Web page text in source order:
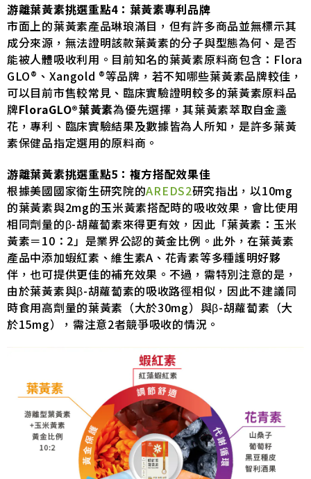
游離葉黃素挑選重點4：葉黃素專利品牌
市面上的葉黃素產品琳琅滿目，但有許多商品並無標示其
成分來源，無法證明該款葉黃素的分子與型態為何、是否
能被人體吸收利用。目前知名的葉黃素原料商包含：Flora
GLO®、Xangold ®等品牌，若不知哪些葉黃素品牌較佳，
可以目前市售較常見、臨床實驗證明較多的葉黃素原料品
牌FloraGLO®葉黃素為優先選擇，其葉黃素萃取自金盞
花，專利、臨床實驗結果及數據皆為人所知，是許多葉黃
素保健品指定選用的原料商。
游離葉黃素挑選重點5：複方搭配效果佳
根據美國國家衛生研究院的AREDS2研究指出，以10mg
的葉黃素與2mg的玉米黃素搭配時的吸收效果，會比使用
相同劑量的β-胡蘿蔔素來得更有效，因此「葉黃素：玉米
黃素＝10：2」是業界公認的黃金比例。此外，在葉黃素
產品中添加蝦紅素、維生素A、花青素等多種護明好夥
伴，也可提供更佳的補充效果。不過，需特別注意的是，
由於葉黃素與β-胡蘿蔔素的吸收路徑相似，因此不建議同
時食用高劑量的葉黃素（大於30mg）與β-胡蘿蔔素（大
於15mg），需注意2者競爭吸收的情況。